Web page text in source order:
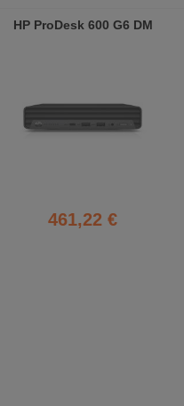
HP ProDesk 600 G6 DM
461,22 €